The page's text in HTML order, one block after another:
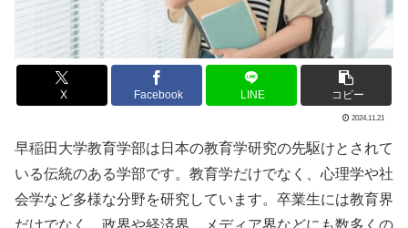
X Facebook LINE コピー
2024.11.21
早稲田大学教育学部は日本の教育学研究の先駆けとされて
いる伝統のある学部です。教育学だけでなく、心理学や社
会学など多様な分野を研究しています。卒業生には教育界
だけでなく、政界や経済界、メディア界などにも数多くの